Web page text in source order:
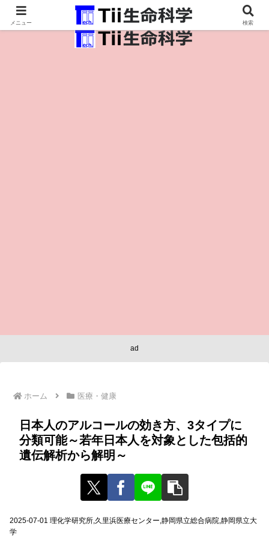
医療保健・生命・生物の情報インフラ。
ad
ホーム 医療・健康
日本人のアルコールの効き方、3タイプに
分類可能～若年日本人を対象とした包括的
遺伝解析から解明～
2025-07-01 理化学研究所,久里浜医療センター,静岡県立総合病院,静岡県立大
学
メニュー 検索